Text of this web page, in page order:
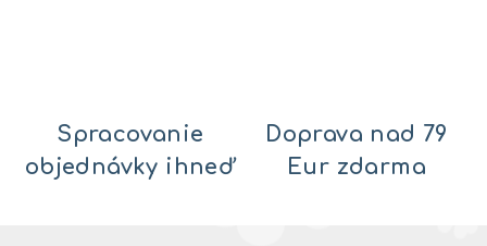
Spracovanie
objednávky ihneď
Doprava nad 79
Eur zdarma